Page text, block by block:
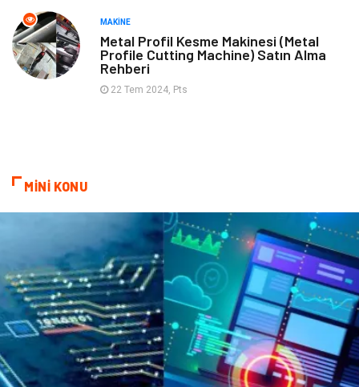
Nakliye
Mobilya Finans Ekonomi
Evlilik Rehberi
Restaurant
Çocuk Psikolojisi
MAKINE
Metal Profil Kesme Makinesi (Metal
Profile Cutting Machine) Satın Alma
Rehberi
22 Tem 2024, Pts
MİNİ KONU